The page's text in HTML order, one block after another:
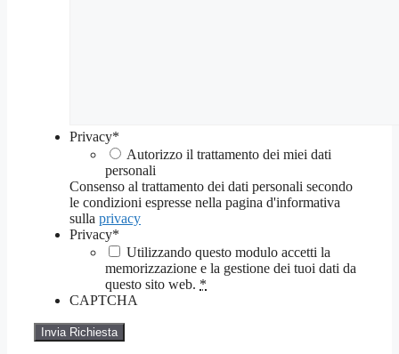
Privacy*
Autorizzo il trattamento dei miei dati
personali
Consenso al trattamento dei dati personali secondo
le condizioni espresse nella pagina d'informativa
sulla privacy
Privacy*
Utilizzando questo modulo accetti la
memorizzazione e la gestione dei tuoi dati da
questo sito web. *
CAPTCHA